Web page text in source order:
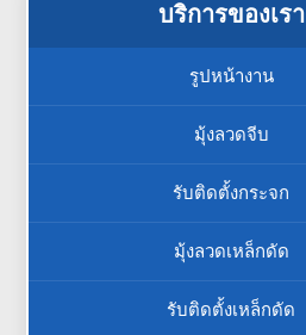
บริการของเรา
รูปหน้างาน
มุ้งลวดจีบ
รับติดตั้งกระจก
มุ้งลวดเหล็กดัด
รับติดตั้งเหล็กดัด